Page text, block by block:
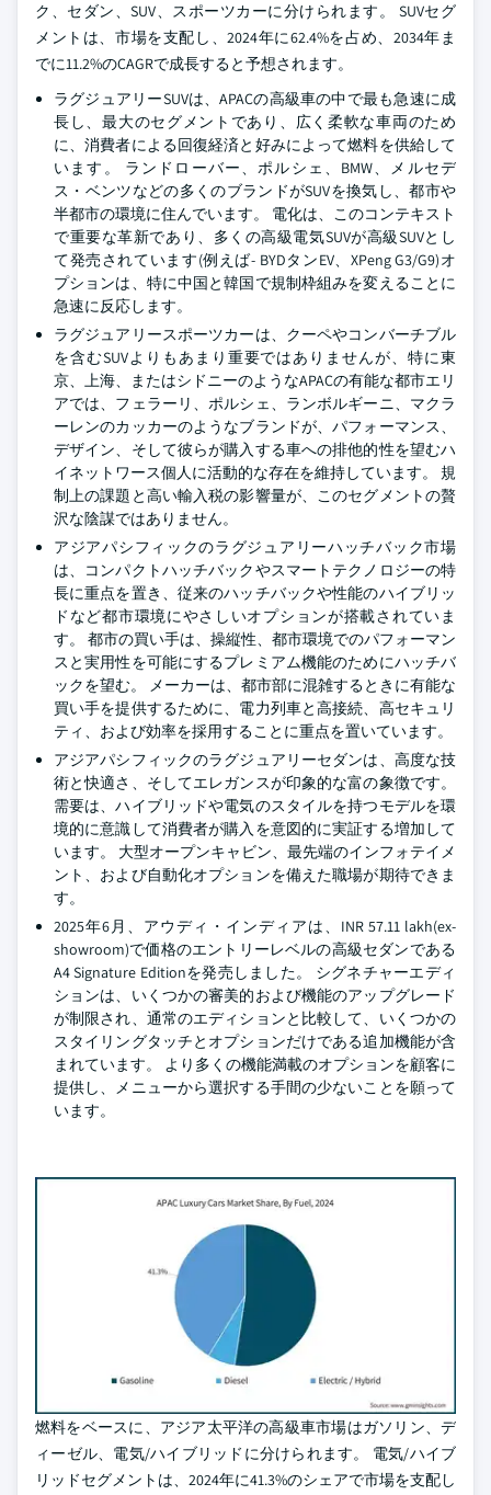
ク、セダン、SUV、スポーツカーに分けられます。 SUVセグ
メントは、市場を支配し、2024年に62.4%を占め、2034年ま
でに11.2%のCAGRで成長すると予想されます。
ラグジュアリーSUVは、APACの高級車の中で最も急速に成
長し、最大のセグメントであり、広く柔軟な車両のため
に、消費者による回復経済と好みによって燃料を供給して
います。 ランドローバー、ポルシェ、BMW、メルセデ
ス・ベンツなどの多くのブランドがSUVを換気し、都市や
半都市の環境に住んでいます。 電化は、このコンテキスト
で重要な革新であり、多くの高級電気SUVが高級SUVとし
て発売されています(例えば- BYDタンEV、XPeng G3/G9)オ
プションは、特に中国と韓国で規制枠組みを変えることに
急速に反応します。
ラグジュアリースポーツカーは、クーペやコンバーチブル
を含むSUVよりもあまり重要ではありませんが、特に東
京、上海、またはシドニーのようなAPACの有能な都市エリ
アでは、フェラーリ、ポルシェ、ランボルギーニ、マクラ
ーレンのカッカーのようなブランドが、パフォーマンス、
デザイン、そして彼らが購入する車への排他的性を望むハ
イネットワース個人に活動的な存在を維持しています。 規
制上の課題と高い輸入税の影響量が、このセグメントの贅
沢な陰謀ではありません。
アジアパシフィックのラグジュアリーハッチバック市場
は、コンパクトハッチバックやスマートテクノロジーの特
長に重点を置き、従来のハッチバックや性能のハイブリッ
ドなど都市環境にやさしいオプションが搭載されていま
す。 都市の買い手は、操縦性、都市環境でのパフォーマン
スと実用性を可能にするプレミアム機能のためにハッチバ
ックを望む。 メーカーは、都市部に混雑するときに有能な
買い手を提供するために、電力列車と高接続、高セキュリ
ティ、および効率を採用することに重点を置いています。
アジアパシフィックのラグジュアリーセダンは、高度な技
術と快適さ、そしてエレガンスが印象的な富の象徴です。
需要は、ハイブリッドや電気のスタイルを持つモデルを環
境的に意識して消費者が購入を意図的に実証する増加して
います。 大型オープンキャビン、最先端のインフォテイメ
ント、および自動化オプションを備えた職場が期待できま
す。
2025年6月、アウディ・インディアは、INR 57.11 lakh(ex-
showroom)で価格のエントリーレベルの高級セダンである
A4 Signature Editionを発売しました。 シグネチャーエディ
ションは、いくつかの審美的および機能のアップグレード
が制限され、通常のエディションと比較して、いくつかの
スタイリングタッチとオプションだけである追加機能が含
まれています。 より多くの機能満載のオプションを顧客に
提供し、メニューから選択する手間の少ないことを願って
います。
燃料をベースに、アジア太平洋の高級車市場はガソリン、デ
ィーゼル、電気/ハイブリッドに分けられます。 電気/ハイブ
リッドセグメントは、2024年に41.3%のシェアで市場を支配し